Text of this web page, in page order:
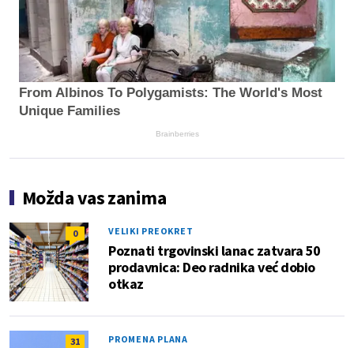
From Albinos To Polygamists: The World's Most
Unique Families
Brainberries
Možda vas zanima
0 VELIKI PREOKRET
Poznati trgovinski lanac zatvara 50
prodavnica: Deo radnika već dobio
otkaz
31 PROMENA PLANA